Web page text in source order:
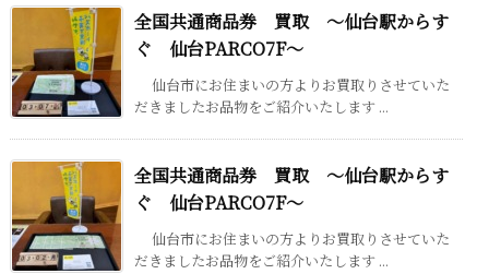
全国共通商品券 買取 ～仙台駅からす
ぐ 仙台PARCO7F～
仙台市にお住まいの方よりお買取りさせていた
だきましたお品物をご紹介いたします ...
全国共通商品券 買取 ～仙台駅からす
ぐ 仙台PARCO7F～
仙台市にお住まいの方よりお買取りさせていた
だきましたお品物をご紹介いたします ...